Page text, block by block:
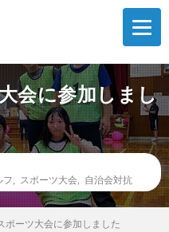
会に参加しまし
フ スポーツ大会 自治会対抗
ポーツ大会に参加しました